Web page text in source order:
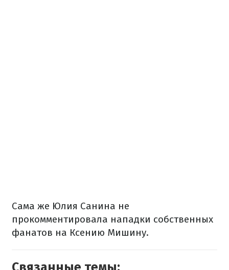
Сама же Юлия Санина не
прокомментировала нападки собственных
фанатов на Ксению Мишину.